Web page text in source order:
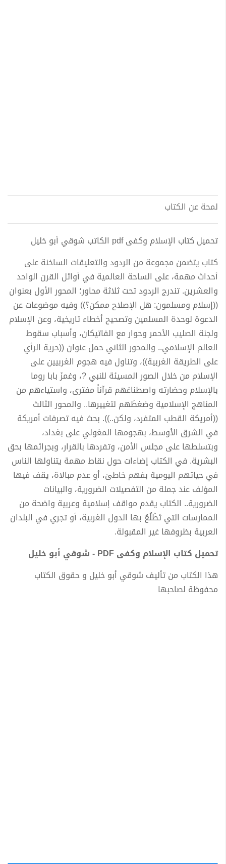
لمحة عن الكتاب
تحميل كتاب الإسلام وكفى pdf الكاتب شوقي أبو خليل
كتاب يتضمن مجموعة من الردود والتعليقات الساخنة على
أحداث مهمة، على الساحة العالمية في أوائل القرن الواحد
والعشرين. تندرج الردود تحت ثلاثة محاور؛ المحور الأول بعنوان
((إسلام ومسلمون: هل الإصلاح ممكن؟)) وفيه موضوعات عن
الدعوة لوحدة المسلمين وتصحيح أخطاء تاريخية، وعن الإسلام
ولجنة الصليب الأحمر وحوار مع الفاتيكان، وأسباب سقوط
العالم الإسلامي.. والمحور الثاني حمل عنوان ((حرية الرأي
على الطريقة الغربية))، وتناول فيه هجوم الغربيين على
الإسلام من خلال الصور المسيئة للنبي ?، وغمزَ بابا روما
بالإسلام وحضارته واصطناعَهم قرآناً مفترى، واستياءهم من
المناهج الإسلامية وضغطَهم لتغييرها.. والمحور الثالث
((أمريكة القطب المتفرد، ولكن..)). بحث فيه تصرفات أمريكة
في الشرق الأوسط، بهجومها المغولي على بغداد،
وبتسلطها على مجلس الأمن، وتفردها بالقرار، وبجرائمها بحق
البشرية. في الكتاب إضاءات حول نقاط مهمة يتناولها الناس
في حياتهم اليومية بفهم خاطئ، أو عدم مبالاة، يقف فيها
المؤلف عند جملة من التفصيلات الضرورية، والبيانات
الضرورية.. الكتاب يقدم مواقف إسلامية وعربية واضحة من
الممارسات التي تَطْلُعُ بها الدول الغربية، أو تجري في البلدان
العربية بظروفها غير المقبولة.
تحميل كتاب الإسلام وكفى PDF - شوقي أبو خليل
هذا الكتاب من تأليف شوقي أبو خليل و حقوق الكتاب
محفوظة لصاحبها